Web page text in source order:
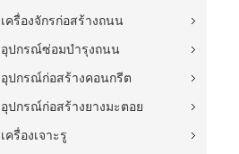
เครื่องจักรก่อสร้างถนน
อุปกรณ์ซ่อมบำรุงถนน
อุปกรณ์ก่อสร้างคอนกรีต
อุปกรณ์ก่อสร้างยางมะตอย
เครื่องเจาะรู